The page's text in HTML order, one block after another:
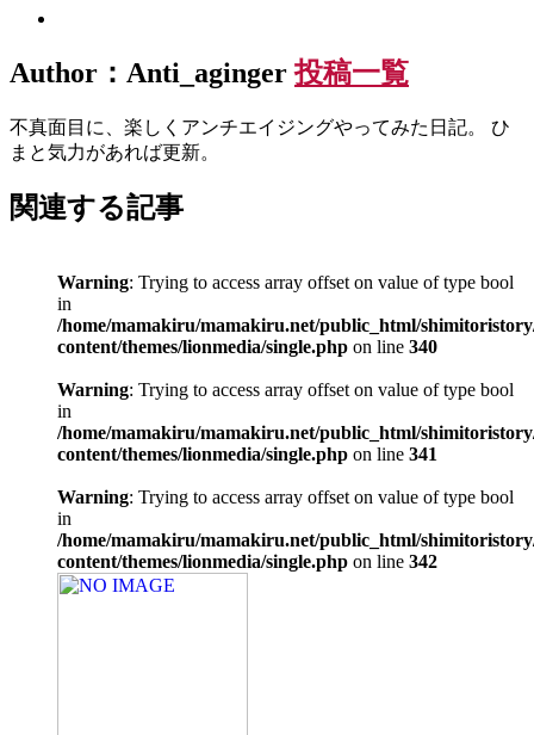
Author：Anti_aginger投稿一覧
不真面目に、楽しくアンチエイジングやってみた日記。 ひ
まと気力があれば更新。
関連する記事
Warning: Trying to access array offset on value of type bool
in
/home/mamakiru/mamakiru.net/public_html/
content/themes/lionmedia/single.php on line 340
Warning: Trying to access array offset on value of type bool
in
/home/mamakiru/mamakiru.net/public_html/
content/themes/lionmedia/single.php on line 341
Warning: Trying to access array offset on value of type bool
in
/home/mamakiru/mamakiru.net/public_html/
content/themes/lionmedia/single.php on line 342